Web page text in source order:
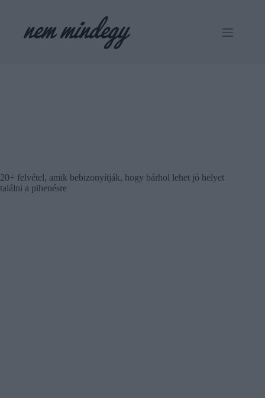
20+ felvétel, amik bebizonyítják, hogy bárhol lehet jó helyet
találni a pihenésre